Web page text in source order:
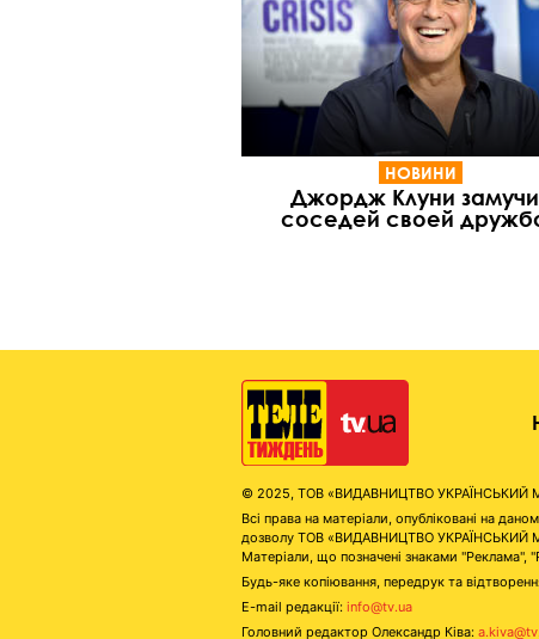
НОВИНИ
Джордж Клуни
соседей своей
© 2025, ТОВ «ВИДАВНИЦТВО УКРАЇНСЬКИЙ
Всі права на матеріали, опубліковані на
дозволу ТОВ «ВИДАВНИЦТВО УКРАЇНСЬКИЙ
Матеріали, що позначені знаками "Реклама",
Будь-яке копіювання, передрук та
E-mail редакції: info@tv.ua
Головний редактор Олександр Ківа: